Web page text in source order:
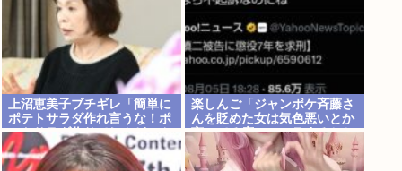
上沼恵美子ブチギレ「簡単に
ポテトサラダ作れ言うな！ポ
テトサラダ作りてしんどいん
やで！ 」
楽しんご「ジャンポケ斉藤さ
んを貶めた女は気色悪いとか
言ってる癖にフェラするとか
口だけは素直なんだな！週刊
誌から金もらってるだろ」